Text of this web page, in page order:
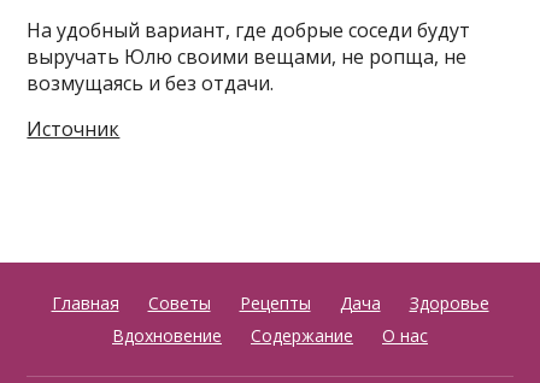
На удобный вариант, где добрые соседи будут
выручать Юлю своими вещами, не ропща, не
возмущаясь и без отдачи.
Источник
Главная Советы Рецепты Дача
Здоровье
Вдохновение
Содержание О нас